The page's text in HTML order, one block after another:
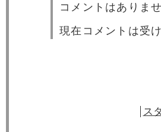
コメントはありませ
現在コメントは受
ス